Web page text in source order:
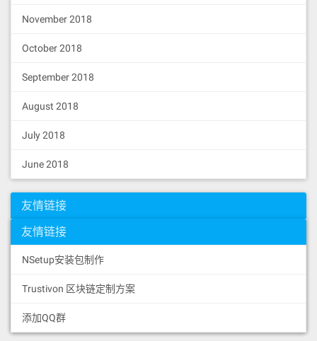
November 2018
October 2018
September 2018
August 2018
July 2018
June 2018
友情链接
友情链接
NSetup安装包制作
Trustivon 区块链定制方案
添加QQ群